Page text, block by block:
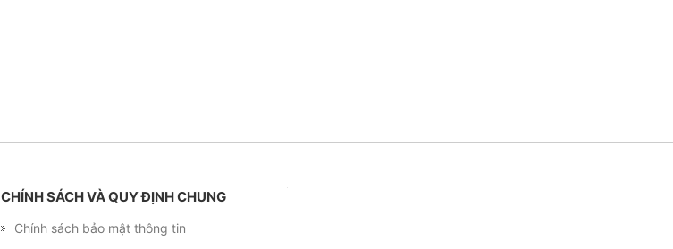
CHÍNH SÁCH VÀ QUY ĐỊNH CHUNG
Chính sách bảo mật thông tin